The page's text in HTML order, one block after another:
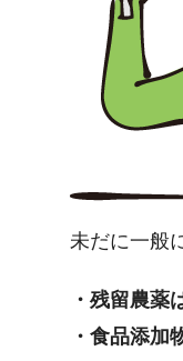
未だに一般
・残留農薬
・食品添加